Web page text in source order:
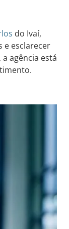
do Ivaí,
e esclarecer
agência está